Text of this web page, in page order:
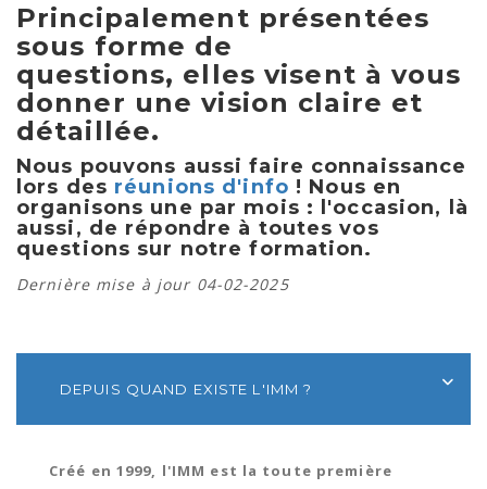
Principalement présentées
sous forme de
questions, elles visent à vous
donner une vision claire et
détaillée.
Nous pouvons aussi faire connaissance
lors des réunions d'info ! Nous en
organisons une par mois : l'occasion, là
aussi, de répondre à toutes vos
questions sur notre formation.
Dernière mise à jour 04-02-2025
DEPUIS QUAND EXISTE L'IMM ?
Créé en 1999, l'IMM est la toute première